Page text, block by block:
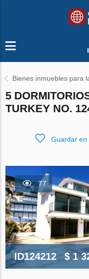
Bienes inmuebles para
5
TURKEY NO.
Guardar en
77
ID124212 $ 1